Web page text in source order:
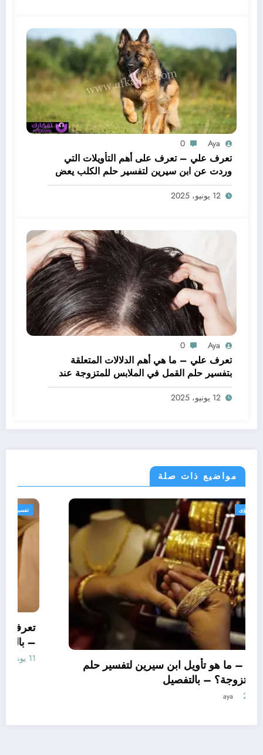
Aya
0
تعرف علي – تعرف على أهم التأويلات التي
وردت عن ابن سيرين لتفسير حلم الكلب يعض
يدي – بالتفصيل
12 يونيو، 2025
Aya
0
تعرف علي – ما هي أهم الدلالات المتعلقة
بتفسير حلم القمل في الملابس للمتزوجة عند
ابن سيرين؟ – بالتفصيل
12 يونيو، 2025
مواضيع ذات صلة
تفسير الاحلام والرؤى
تعرف علي – ما هو تأويل ابن سيرين لتفسير حلم
الاساور للمتزوجة؟ – بالتفصيل